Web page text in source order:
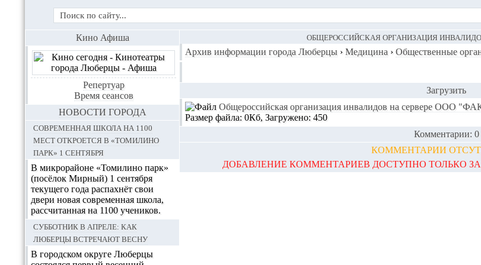
ОБЩЕРОССИЙСКАЯ ОРГАНИЗАЦИЯ
Архив информации города Люберцы › Медицина › Общественные
Загрузить
Общероссийская организация инвалидов на сервере ООО
Размер файла: 0Кб, Загружено: 450
Комментарии: 0
КОММЕНТАРИИ
ДОБАВЛЕНИЕ КОММЕНТАРИЕВ ДОСТУПНО ТОЛЬКО
Кино Афиша
Репертуар
Время сеансов
НОВОСТИ ГОРОДА
Современная школа на 1100
мест откроется в «Томилино
парк» 1 сентября
В микрорайоне «Томилино парк»
(посёлок Мирный) 1 сентября
текущего года распахнёт свои
двери новая современная школа,
рассчитанная на 1100 учеников.
Субботник в апреле: как
Люберцы встречают весну
В городском округе Люберцы